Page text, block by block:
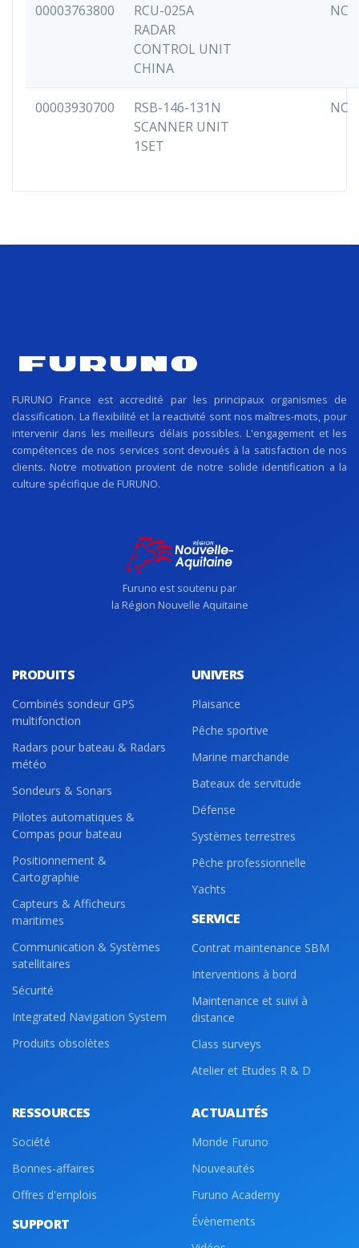
00003763800
RCU-025A
RADAR
CONTROL UNIT
CHINA
NC
00003930700
RSB-146-131N
SCANNER UNIT
1SET
NC
FURUNO France est accredité par les principaux organismes de
classification. La flexibilité et la reactivité sont nos maîtres-mots, pour
intervenir dans les meilleurs délais possibles. L'engagement et les
compétences de nos services sont devoués à la satisfaction de nos
clients. Notre motivation provient de notre solide identification a la
culture spécifique de FURUNO.
Furuno est soutenu par
la Région Nouvelle Aquitaine
PRODUITS
Combinés sondeur GPS
multifonction
Radars pour bateau & Radars
météo
Sondeurs & Sonars
Pilotes automatiques &
Compas pour bateau
Positionnement &
Cartographie
Capteurs & Afficheurs
maritimes
Communication & Systèmes
satellitaires
Sécurité
Integrated Navigation System
Produits obsolètes
UNIVERS
Plaisance
Pêche sportive
Marine marchande
Bateaux de servitude
Défense
Systèmes terrestres
Pêche professionnelle
Yachts
SERVICE
Contrat maintenance SBM
Interventions à bord
Maintenance et suivi à
distance
Class surveys
Atelier et Etudes R & D
RESSOURCES
Société
Bonnes-affaires
Offres d'emplois
SUPPORT
ACTUALITÉS
Monde Furuno
Nouveautés
Furuno Academy
Évènements